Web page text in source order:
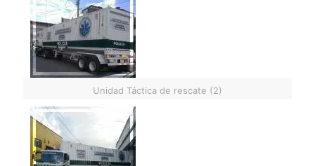
Unidad Táctica de rescate (2)